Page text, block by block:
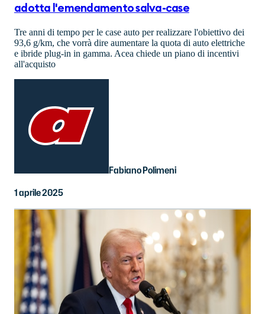
adotta l'emendamento salva-case
Tre anni di tempo per le case auto per realizzare l'obiettivo dei
93,6 g/km, che vorrà dire aumentare la quota di auto elettriche
e ibride plug-in in gamma. Acea chiede un piano di incentivi
all'acquisto
Fabiano Polimeni
1 aprile 2025